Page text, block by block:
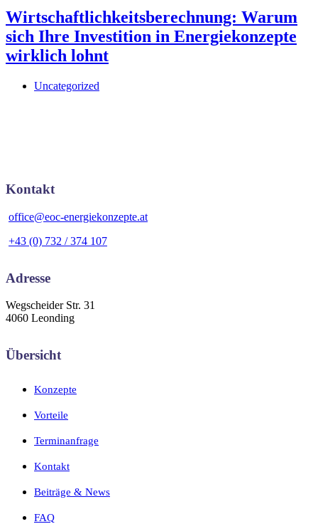
Wirtschaftlichkeitsberechnung: Warum
sich Ihre Investition in Energiekonzepte
wirklich lohnt
Uncategorized
Kontakt
office@eoc-energiekonzepte.at
+43 (0) 732 / 374 107
Adresse
Wegscheider Str. 31
4060 Leonding
Übersicht
Konzepte
Vorteile
Terminanfrage
Kontakt
Beiträge & News
FAQ